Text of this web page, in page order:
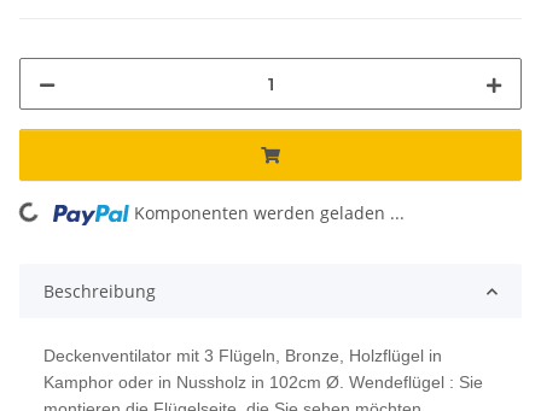
Loading... Komponenten werden geladen ...
Beschreibung
Deckenventilator mit 3 Flügeln, Bronze, Holzflügel in
Kamphor oder in Nussholz in 102cm Ø. Wendeflügel : Sie